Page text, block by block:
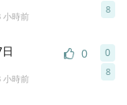
小時前
8
0
小時前
8
0